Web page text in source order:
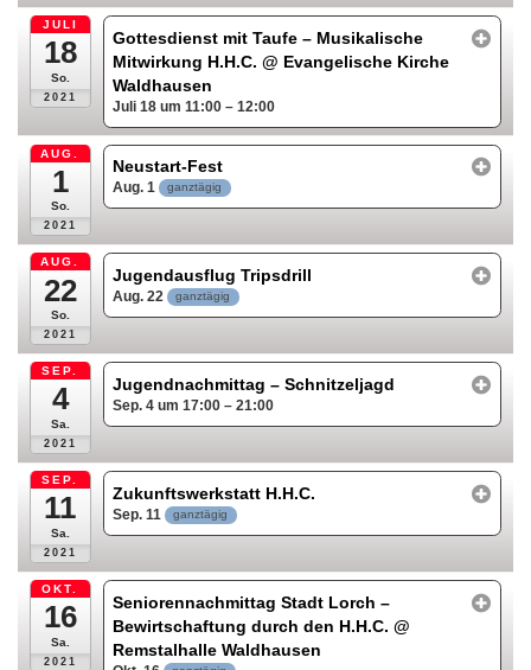
JULI
18
So.
2021
Gottesdienst mit Taufe – Musikalische
Mitwirkung H.H.C.@ Evangelische Kirche
Waldhausen
Juli 18 um 11:00 – 12:00
AUG.
1
So.
2021
Neustart-Fest
Aug. 1 ganztägig
AUG.
22
So.
2021
Jugendausflug Tripsdrill
Aug. 22 ganztägig
SEP.
4
Sa.
2021
Jugendnachmittag – Schnitzeljagd
Sep. 4 um 17:00 – 21:00
SEP.
11
Sa.
2021
Zukunftswerkstatt H.H.C.
Sep. 11 ganztägig
OKT.
16
Sa.
2021
Seniorennachmittag Stadt Lorch –
Bewirtschaftung durch den H.H.C.@
Remstalhalle Waldhausen